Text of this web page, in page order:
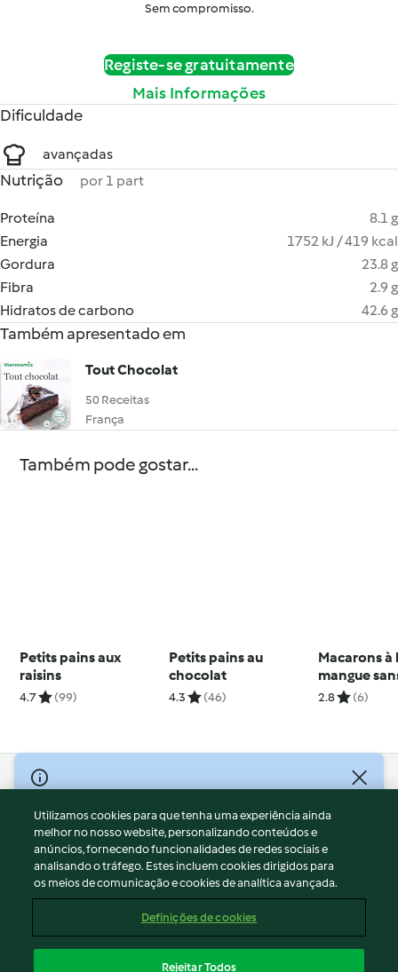
Sem compromisso.
Registe-se gratuitamente
Mais Informações
Dificuldade
avançadas
Nutrição por 1 part
Proteína
8.1 g
Energia
1752 kJ / 419 kcal
Gordura
23.8 g
Fibra
2.9 g
Hidratos de carbono
42.6 g
Também apresentado em
Tout Chocolat
50 Receitas
França
Também pode gostar...
Petits pains aux
raisins
4.7 (99)
Petits pains au
chocolat
4.3 (46)
Macarons à
mangue
2.8 (6)
© Copyright 2026
Termos de Utilização
Aviso sobre Proteção de Dados
Aviso
Apoio legal
Conteúdo do relatório
Utilizamos cookies para que tenha uma experiência ainda
melhor no nosso website, personalizando conteúdos e
anúncios, fornecendo funcionalidades de redes sociais e
analisando o tráfego. Estes incluem cookies dirigidos para
os meios de comunicação e cookies de analítica avançada.
Definições de cookies
Rejeitar Todos